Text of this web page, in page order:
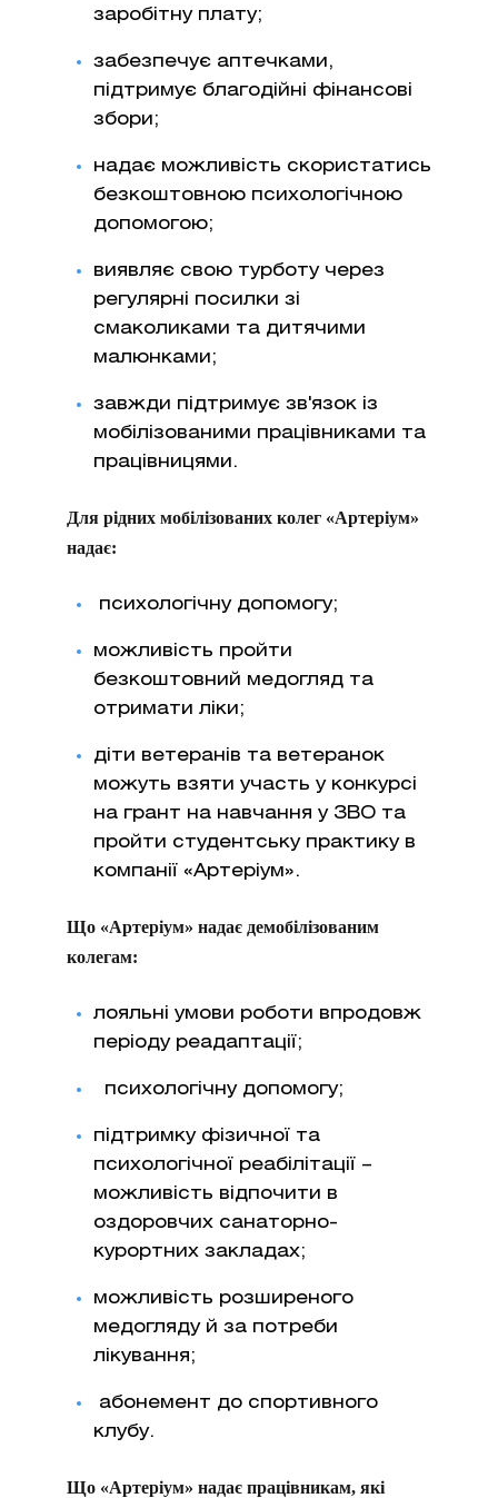
заробітну плату;
забезпечує аптечками,
підтримує благодійні фінансові
збори;
надає можливість скористатись
безкоштовною психологічною
допомогою;
виявляє свою турботу через
регулярні посилки зі
смаколиками та дитячими
малюнками;
завжди підтримує зв'язок із
мобілізованими працівниками та
працівницями.
Для рідних мобілізованих колег «Артеріум»
надає:
психологічну допомогу;
можливість пройти
безкоштовний медогляд та
отримати ліки;
діти ветеранів та ветеранок
можуть взяти участь у конкурсі
на грант на навчання у ЗВО та
пройти студентську практику в
компанії «Артеріум».
Що «Артеріум» надає демобілізованим
колегам:
лояльні умови роботи впродовж
періоду реадаптації;
психологічну допомогу;
підтримку фізичної та
психологічної реабілітації –
можливість відпочити в
оздоровчих санаторно-
курортних закладах;
можливість розширеного
медогляду й за потреби
лікування;
абонемент до спортивного
клубу.
Що «Артеріум» надає працівникам, які